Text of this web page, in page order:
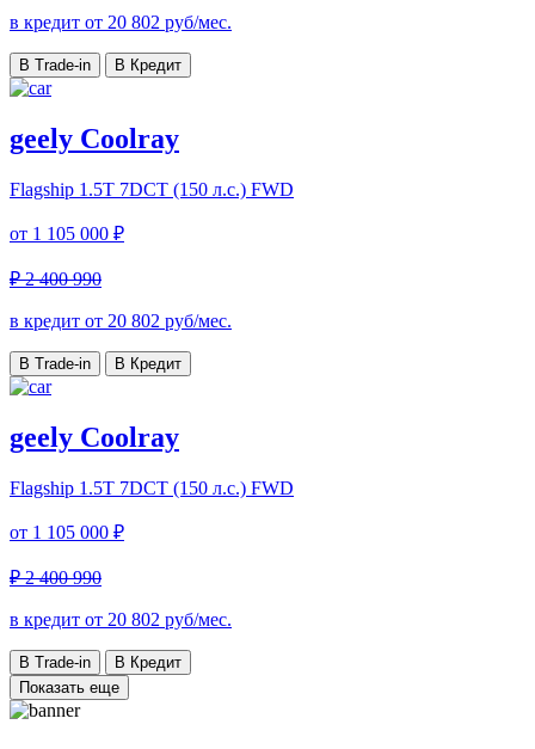
в кредит от 20 802 руб/мес.
В Trade-in В Кредит
geely Coolray
Flagship 1.5T 7DCT (150 л.с.) FWD
от 1 105 000 ₽
₽ 2 400 990
в кредит от 20 802 руб/мес.
В Trade-in В Кредит
geely Coolray
Flagship 1.5T 7DCT (150 л.с.) FWD
от 1 105 000 ₽
₽ 2 400 990
в кредит от 20 802 руб/мес.
В Trade-in
В Кредит
Показать еще